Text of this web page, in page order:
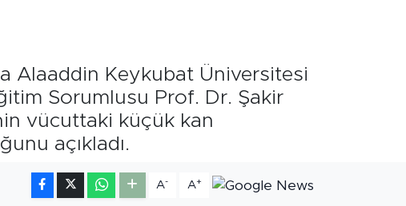
Alaaddin Keykubat Üniversitesi
Sorumlusu Prof. Dr. Şakir
vücuttaki küçük kan
açıkladı.
A- A+